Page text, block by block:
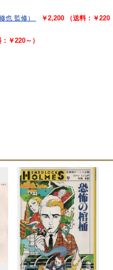
也 監修） ￥2,200 （送料：￥220
￥220～）